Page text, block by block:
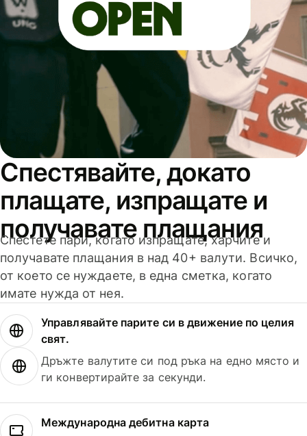
Спестявайте, докато
плащате, изпращате и
получавате плащания
Спестете пари, когато изпращате, харчите и
получавате плащания в над 40+ валути. Всичко,
от което се нуждаете, в една сметка, когато
имате нужда от нея.
Управлявайте парите си в движение по целия
свят.
Дръжте валутите си под ръка на едно място и
ги конвертирайте за секунди.
Международна дебитна карта